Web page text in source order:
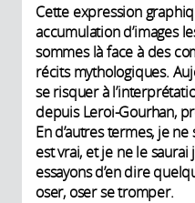
Cette expression
accumulation d’images
sommes là face à des
récits mythologiques.
se risquer à
depuis Leroi-Gourhan,
En d’autres termes, je
est vrai, et je ne le saurai
essayons d’en dire
oser, oser se tromper.